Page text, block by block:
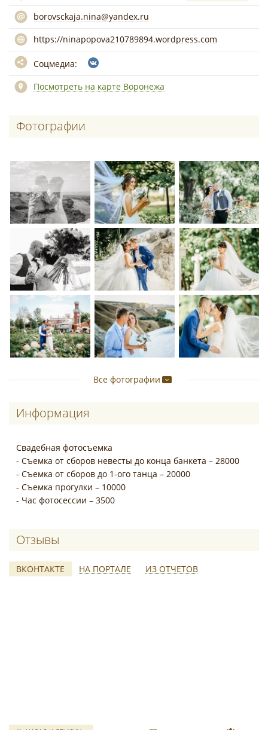
borovsckaja.nina@yandex.ru
https://ninapopova210789894.wordpress.com
Соцмедиа:
Посмотреть на карте Воронежа
Информация
Свадебная фотосъемка
- Съемка от сборов невесты до конца банкета – 28000
- Съемка от сборов до 1-ого танца – 20000
- Съемка прогулки – 10000
- Час фотосессии – 3500
Фотографии
Все фотографии
Отзывы о Нина Попова
ВКОНТАКТЕ НА ПОРТАЛЕ ИЗ ОТЧЕТОВ